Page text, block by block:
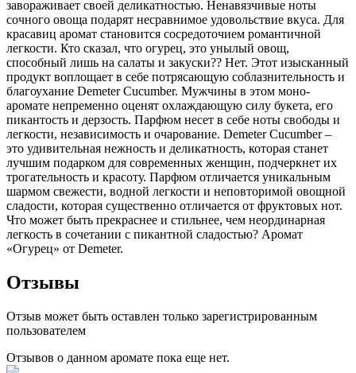
завораживает своей деликатностью. Ненавязчивые ноты
сочного овоща подарят несравнимое удовольствие вкуса. Для
красавиц аромат становится сосредоточием романтичной
легкости. Кто сказал, что огурец, это унылый овощ,
способный лишь на салаты и закуски?? Нет. Этот изысканный
продукт воплощает в себе потрясающую соблазнительность и
благоухание Demeter Cucumber. Мужчины в этом моно-
аромате непременно оценят охлаждающую силу букета, его
пикантость и дерзость. Парфюм несет в себе ноты свободы и
легкости, независимость и очарование. Demeter Cucumber –
это удивительная нежность и деликатность, которая станет
лучшим подарком для современных женщин, подчеркнет их
трогательность и красоту. Парфюм отличается уникальным
шармом свежести, водной легкости и неповторимой овощной
сладости, которая существенно отличается от фруктовых нот.
Что может быть прекраснее и стильнее, чем неординарная
легкость в сочетании с пикантной сладостью? Аромат
«Огурец» от Demeter.
Отзывы
Отзыв может быть оставлен только зарегистрированным
пользователем
Отзывов о данном аромате пока еще нет.